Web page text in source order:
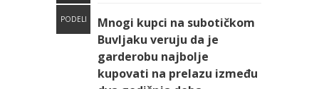
PODELI
Mnogi kupci na subotičkom
Buvljaku veruju da je
garderobu najbolje
kupovati na prelazu između